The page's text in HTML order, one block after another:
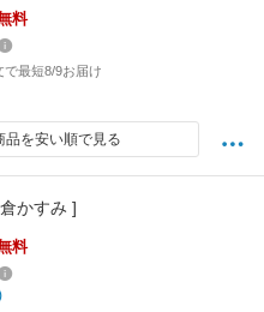
料
で最短8/9お届け
品を安い順で見る
かすみ ]
料